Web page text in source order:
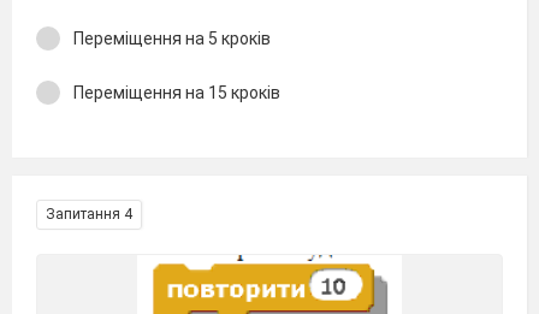
Переміщення на 5 кроків
Переміщення на 15 кроків
Запитання 4